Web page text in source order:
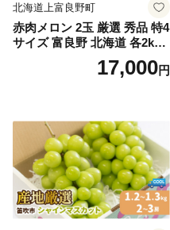
北海道上富良野町
赤肉メロン 2玉 厳選 秀品 特4
サイズ 富良野 北海道 各2kg
～2.6kg 2玉 セット ファーム
富良野 メロン めろん 果物 く
17,000円